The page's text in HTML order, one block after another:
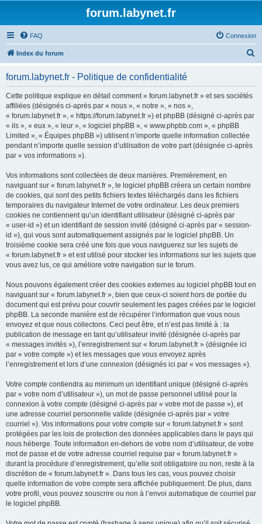
forum.labynet.fr
FAQ Connexion
Index du forum
forum.labynet.fr - Politique de confidentialité
Cette politique explique en détail comment « forum.labynet.fr » et ses sociétés
affiliées (désignés ci-après par « nous », « notre », « nos »,
« forum.labynet.fr », « https://forum.labynet.fr ») et phpBB (désigné ci-après par
« ils », « eux », « leur », « logiciel phpBB », « www.phpbb.com », « phpBB
Limited », « Équipes phpBB ») utilisent n’importe quelle information collectée
pendant n’importe quelle session d’utilisation de votre part (désignée ci-après
par « vos informations »).
Vos informations sont collectées de deux manières. Premièrement, en
naviguant sur « forum.labynet.fr », le logiciel phpBB créera un certain nombre
de cookies, qui sont des petits fichiers textes téléchargés dans les fichiers
temporaires du navigateur Internet de votre ordinateur. Les deux premiers
cookies ne contiennent qu’un identifiant utilisateur (désigné ci-après par
« user-id ») et un identifiant de session invité (désigné ci-après par « session-
id »), qui vous sont automatiquement assignés par le logiciel phpBB. Un
troisième cookie sera créé une fois que vous naviguerez sur les sujets de
« forum.labynet.fr » et est utilisé pour stocker les informations sur les sujets que
vous avez lus, ce qui améliore votre navigation sur le forum.
Nous pouvons également créer des cookies externes au logiciel phpBB tout en
naviguant sur « forum.labynet.fr », bien que ceux-ci soient hors de portée du
document qui est prévu pour couvrir seulement les pages créées par le logiciel
phpBB. La seconde manière est de récupérer l’information que vous nous
envoyez et que nous collectons. Ceci peut être, et n’est pas limité à : la
publication de message en tant qu’utilisateur invité (désignée ci-après par
« messages invités »), l’enregistrement sur « forum.labynet.fr » (désignée ici
par « votre compte ») et les messages que vous envoyez après
l’enregistrement et lors d’une connexion (désignés ici par « vos messages »).
Votre compte contiendra au minimum un identifiant unique (désigné ci-après
par « votre nom d’utilisateur »), un mot de passe personnel utilisé pour la
connexion à votre compte (désigné ci-après par « votre mot de passe »), et
une adresse courriel personnelle valide (désignée ci-après par « votre
courriel »). Vos informations pour votre compte sur « forum.labynet.fr » sont
protégées par les lois de protection des données applicables dans le pays qui
nous héberge. Toute information en-dehors de votre nom d’utilisateur, de votre
mot de passe et de votre adresse courriel requise par « forum.labynet.fr »
durant la procédure d’enregistrement, qu’elle soit obligatoire ou non, reste à la
discrétion de « forum.labynet.fr ». Dans tous les cas, vous pouvez choisir
quelle information de votre compte sera affichée publiquement. De plus, dans
votre profil, vous pouvez souscrire ou non à l’envoi automatique de courriel par
le logiciel phpBB.